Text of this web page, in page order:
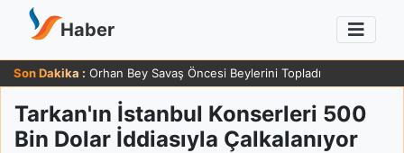
Haber
Son Dakika : Orhan Bey Savaş Öncesi Beylerini Topladı
Tarkan'ın İstanbul Konserleri 500
Bin Dolar İddiasıyla Çalkalanıyor